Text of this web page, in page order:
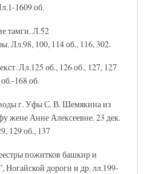
1609 об.
тамги. Л.52
Лл.98, 100, 114 об., 116, 302.
Лл.125 об., 126 об., 127, 127
168 об.
г. Уфы С. В. Шемякина из
жене Анне Алексеевне. 23 дек.
129 об., 137
пожитков башкир и
Ногайской дороги и др. лл.199-